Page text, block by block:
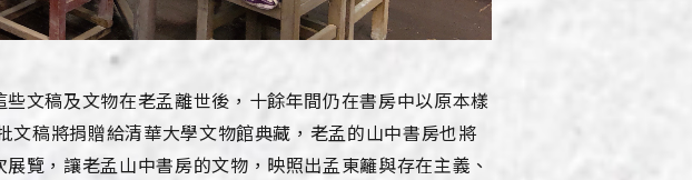
文稿及文物在老孟離世後，十餘年間仍在書房中以原本樣
稿將捐贈給清華大學文物館典藏，老孟的山中書房也將
覽，讓老孟山中書房的文物，映照出孟東籬與存在主義、